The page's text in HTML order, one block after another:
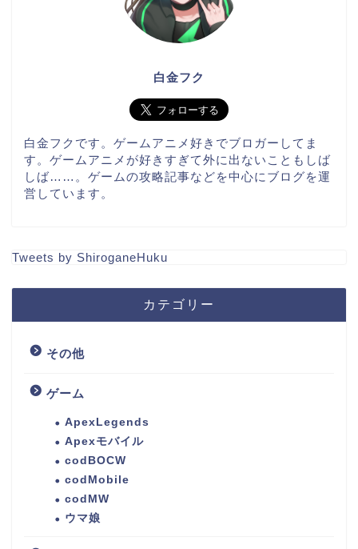
白金フク
白金フクです。ゲームアニメ好きでブロガーしてま
す。ゲームアニメが好きすぎて外に出ないこともしば
しば……。ゲームの攻略記事などを中心にブログを運
営しています。
Tweets by ShiroganeHuku
カテゴリー
その他
ゲーム
ApexLegends
Apexモバイル
codBOCW
codMobile
codMW
ウマ娘